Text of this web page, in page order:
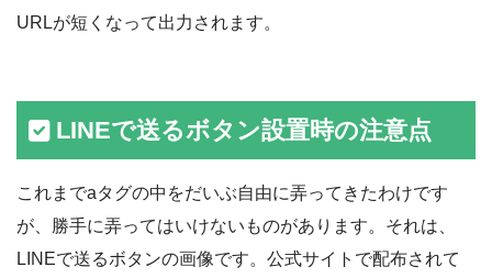
URLが短くなって出力されます。
LINEで送るボタン設置時の注意点
これまでaタグの中をだいぶ自由に弄ってきたわけです
が、勝手に弄ってはいけないものがあります。それは、
LINEで送るボタンの画像です。公式サイトで配布されて